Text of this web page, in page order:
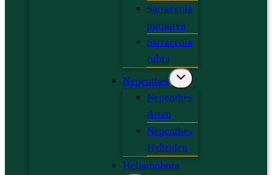
Sarracenia
purpurea
Sarracenia
rubra
Nepenthes
Nepenthes
Arten
Nepenthes
Hybriden
Heliamphora